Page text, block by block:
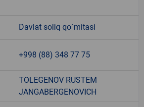
Davlat soliq qo`mitasi
+998 (88) 348 77 75
TOLEGENOV RUSTEM
JANGABERGENOVICH